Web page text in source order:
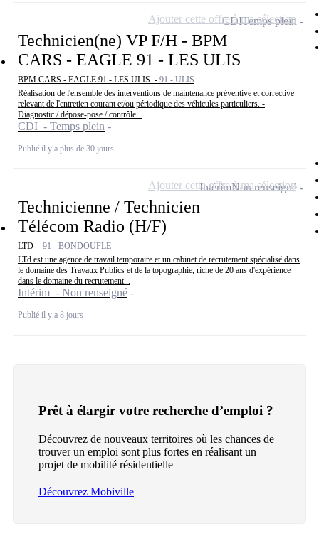
Technicien(ne) VP F/H - BPM
CARS - EAGLE 91 - LES ULIS
BPM CARS - EAGLE 91 - LES ULIS - 91 - ULIS
Réalisation de l'ensemble des interventions de maintenance préventive et corrective
relevant de l'entretien courant et/ou périodique des véhicules particuliers. -
Diagnostic / dépose-pose / contrôle...
CDI - Temps plein
Publié il y a plus de 30 jours
CDITemps plein
Ajouter cette offre à ma sélection
Technicienne / Technicien
Télécom Radio (H/F)
LTD - 91 - BONDOUFLE
LTd est une agence de travail temporaire et un cabinet de recrutement spécialisé dans
le domaine des Travaux Publics et de la topographie, riche de 20 ans d'expérience
dans le domaine du recrutement...
Intérim - Non renseigné
Publié il y a 8 jours
IntérimNon renseigné
Ajouter cette offre à ma sélection
Prêt à élargir votre recherche d’emploi ?
Découvrez de nouveaux territoires où les chances de
trouver un emploi sont plus fortes en réalisant un
projet de mobilité résidentielle
Découvrez Mobiville